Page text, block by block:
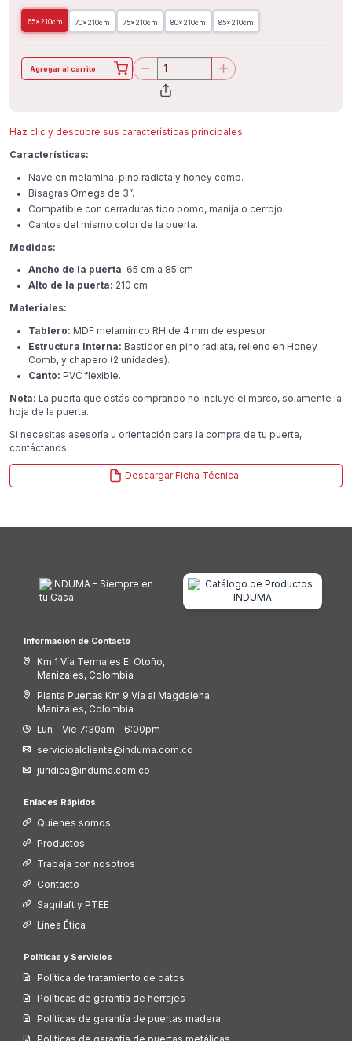
65x210cm 70x210cm 75x210cm 80x210cm 85x210cm
Agregar al carrito
Haz clic y descubre sus características principales.
Características:
Nave en melamina, pino radiata y honey comb.
Bisagras Omega de 3”.
Compatible con cerraduras tipo pomo, manija o cerrojo.
Cantos del mismo color de la puerta.
Medidas:
Ancho de la puerta: 65 cm a 85 cm
Alto de la puerta: 210 cm
Materiales:
Tablero: MDF melamínico RH de 4 mm de espesor
Estructura Interna: Bastidor en pino radiata, relleno en Honey
Comb, y chapero (2 unidades).
Canto: PVC flexible.
Nota: La puerta que estás comprando no incluye el marco, solamente la
hoja de la puerta.
Si necesitas asesoría u orientación para la compra de tu puerta,
contáctanos
Descargar Ficha Técnica
Información de Contacto
Km 1 Vía Termales El Otoño,
Manizales, Colombia
Planta Puertas Km 9 Vía al Magdalena
Manizales, Colombia
Lun - Vie 7:30am - 6:00pm
servicioalcliente@induma.com.co
juridica@induma.com.co
Enlaces Rápidos
Quienes somos
Productos
Trabaja con nosotros
Contacto
Sagrilaft y PTEE
Línea Ética
Políticas y Servicios
Política de tratamiento de datos
Políticas de garantía de herrajes
Políticas de garantía de puertas madera